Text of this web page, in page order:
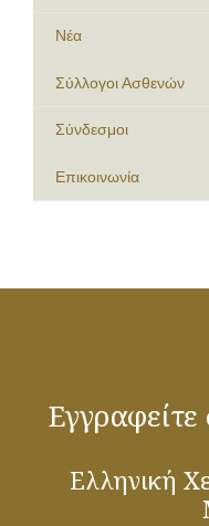
Νέα
Σύλλογοι Ασθενών
Σύνδεσμοι
Επικοινωνία
Ελληνική